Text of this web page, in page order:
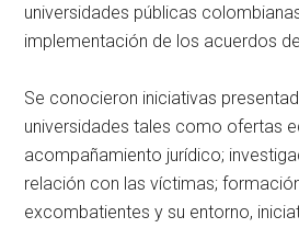
universidades públicas
implementación de los acuerdos
Se conocieron iniciativas
universidades tales como ofertas
acompañamiento jurídico;
relación con las víctimas;
excombatientes y su entorno,